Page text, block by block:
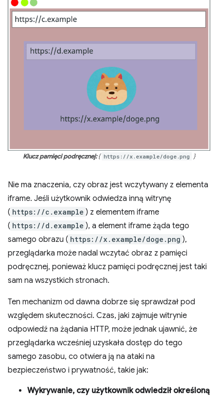
Klucz pamięci podręcznej:{ https://x.example/doge.png }
Nie ma znaczenia, czy obraz jest wczytywany z elementa
iframe. Jeśli użytkownik odwiedza inną witrynę
( https://c.example ) z elementem iframe
( https://d.example ), a element iframe żąda tego
samego obrazu ( https://x.example/doge.png ),
przeglądarka może nadal wczytać obraz z pamięci
podręcznej, ponieważ klucz pamięci podręcznej jest taki
sam na wszystkich stronach.
Ten mechanizm od dawna dobrze się sprawdzał pod
względem skuteczności. Czas, jaki zajmuje witrynie
odpowiedź na żądania HTTP, może jednak ujawnić, że
przeglądarka wcześniej uzyskała dostęp do tego
samego zasobu, co otwiera ją na ataki na
bezpieczeństwo i prywatność, takie jak:
Wykrywanie, czy użytkownik odwiedził określoną